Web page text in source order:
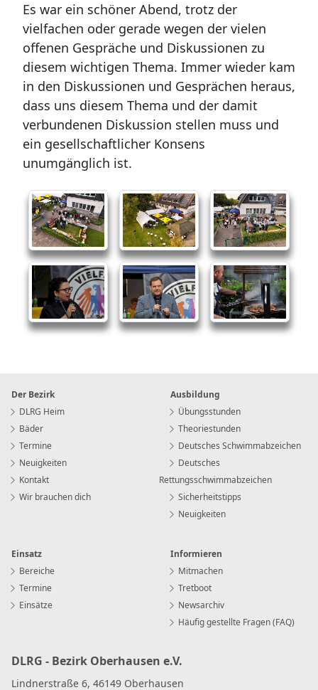
Es war ein schöner Abend, trotz der
vielfachen oder gerade wegen der vielen
offenen Gespräche und Diskussionen zu
diesem wichtigen Thema. Immer wieder kam
in den Diskussionen und Gesprächen heraus,
dass uns diesem Thema und der damit
verbundenen Diskussion stellen muss und
ein gesellschaftlicher Konsens
unumgänglich ist.
Der Bezirk
DLRG Heim
Bäder
Termine
Neuigkeiten
Kontakt
Wir brauchen dich
Ausbildung
Übungsstunden
Theoriestunden
Deutsches Schwimmabzeichen
Deutsches
Rettungsschwimmabzeichen
Sicherheitstipps
Neuigkeiten
Einsatz
Bereiche
Termine
Einsätze
Informieren
Mitmachen
Tretboot
Newsarchiv
Häufig gestellte Fragen (FAQ)
DLRG - Bezirk Oberhausen e.V.
Lindnerstraße 6, 46149 Oberhausen